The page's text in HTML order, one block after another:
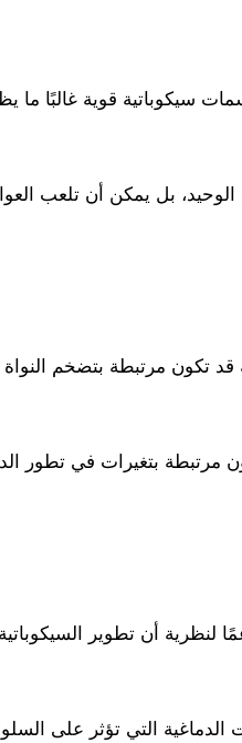
سيكوباتية قوية غالبًا ما
بل يمكن أن تلعب
قد تكون مرتبطة بتضخم
مرتبطة بتغيرات في تطور
لنظرية أن تطوير
التي تؤثر على